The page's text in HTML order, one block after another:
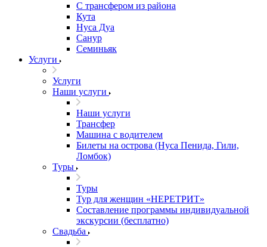
С трансфером из района
Кута
Нуса Дуа
Санур
Семиньяк
Услуги
Услуги
Наши услуги
Наши услуги
Трансфер
Машина с водителем
Билеты на острова (Нуса Пенида, Гили,
Ломбок)
Туры
Туры
Тур для женщин «НЕРЕТРИТ»
Составление программы индивидуальной
экскурсии (бесплатно)
Свадьба